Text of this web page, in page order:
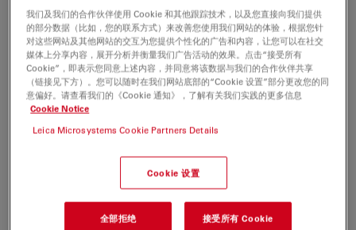
DVM6数码显微镜拥有多种强大功能，不仅使用方便，还能
提升QC、FA以及研发工作的效率：
用于显微镜操作和数据分析的软件非常直观；
支持高效、简单地变更整个范围内的放大倍率（12×到
编码重要参数（自动跟踪与存储），例如载物台、光
学、照明及摄像头设置，以便随时快速调用；
镜头倾斜及样品旋转方便快捷；
我们及我们的合作伙伴使用 Cookie 和其他跟踪技术，以及您直接向我们提供
的部分数据（比如，您的联系方式）来改善您使用我们网站的体验，根据您针
对这些网站及其他网站的交互为您提供个性化的广告和内容，让您可以在社交
媒体上分享内容，展开分析并衡量我们广告活动的效果。点击“接受所有
Cookie”，即表示您同意上述内容，并同意将该数据与我们的合作伙伴共享
（链接见下方）。您可以随时在我们网站底部的“Cookie 设置”部分更改您的同
意偏好。请查看我们的《Cookie 通知》，了解有关我们实践的更多信息
Cookie Notice
Leica Microsystems Cookie Partners Details
Cookie 设置
全部拒绝 接受所有 Cookie